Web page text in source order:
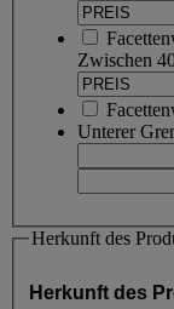
Zwischen
Unterer
Herkunft des
Herkunft des